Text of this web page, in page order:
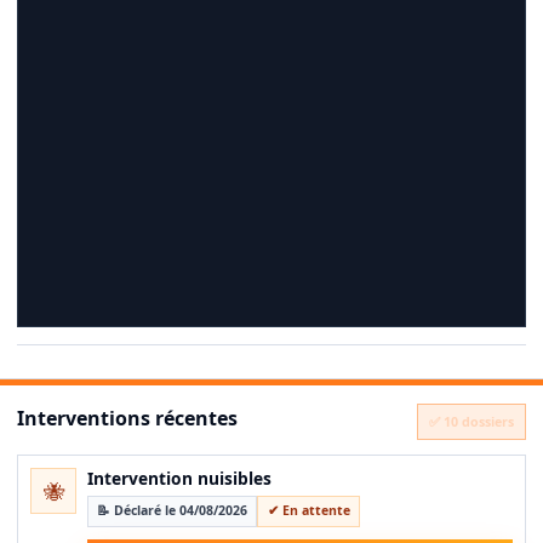
Interventions récentes ✅ 10 dossiers
🐝 Intervention nuisibles
📝 Déclaré le 04/08/2026 ✔ En attente